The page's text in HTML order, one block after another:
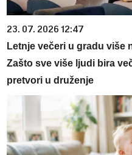
23. 07. 2026 12:47
Letnje večeri u gradu više
Zašto sve više ljudi bira
pretvori u druženje